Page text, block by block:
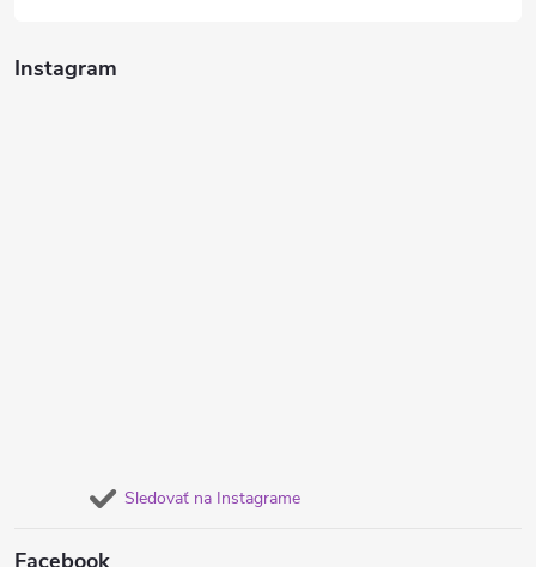
Instagram
Sledovať na Instagrame
Facebook